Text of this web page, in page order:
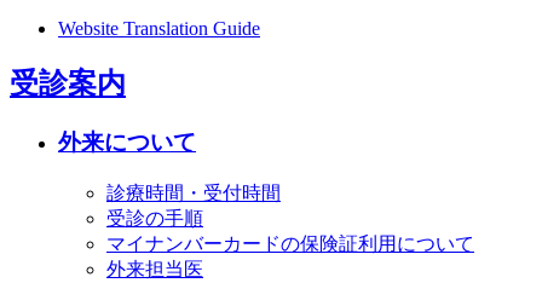
Website Translation Guide
受診案内
外来について
診療時間・受付時間
受診の手順
マイナンバーカードの保険証利用について
外来担当医